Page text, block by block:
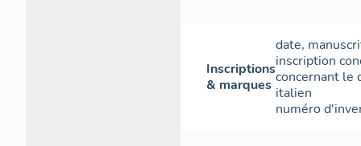
Inscriptions
& marques
date,
inscription
concernant le
italien
numéro